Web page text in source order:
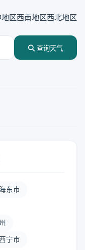
区西南地区西北地区
查询天气
东市
宁市